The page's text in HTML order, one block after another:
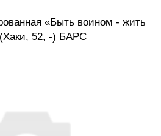
«Быть воином - жить
(Хаки, 52, -) БАРС